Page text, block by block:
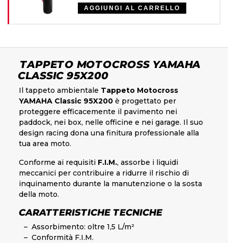
AGGIUNGI AL CARRELLO
TAPPETO MOTOCROSS YAMAHA
CLASSIC 95X200
Il tappeto ambientale Tappeto Motocross
YAMAHA Classic 95X200 è progettato per
proteggere efficacemente il pavimento nei
paddock, nei box, nelle officine e nei garage. Il suo
design racing dona una finitura professionale alla
tua area moto.
Conforme ai requisiti F.I.M., assorbe i liquidi
meccanici per contribuire a ridurre il rischio di
inquinamento durante la manutenzione o la sosta
della moto.
CARATTERISTICHE TECNICHE
Assorbimento: oltre 1,5 L/m²
Conformità F.I.M.